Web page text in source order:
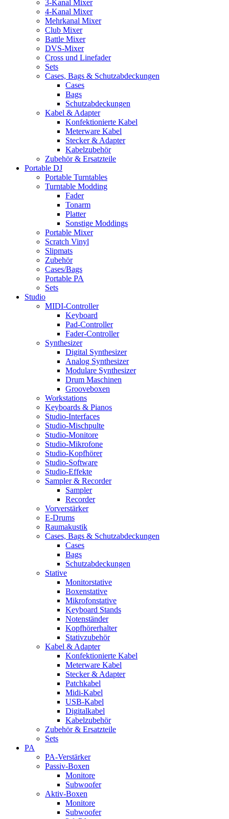
3-Kanal Mixer
4-Kanal Mixer
Mehrkanal Mixer
Club Mixer
Battle Mixer
DVS-Mixer
Cross und Linefader
Sets
Cases, Bags & Schutzabdeckungen
Cases
Bags
Schutzabdeckungen
Kabel & Adapter
Konfektionierte Kabel
Meterware Kabel
Stecker & Adapter
Kabelzubehör
Zubehör & Ersatzteile
Portable DJ
Portable Turntables
Turntable Modding
Fader
Tonarm
Platter
Sonstige Moddings
Portable Mixer
Scratch Vinyl
Slipmats
Zubehör
Cases/Bags
Portable PA
Sets
Studio
MIDI-Controller
Keyboard
Pad-Controller
Fader-Controller
Synthesizer
Digital Synthesizer
Analog Synthesizer
Modulare Synthesizer
Drum Maschinen
Grooveboxen
Workstations
Keyboards & Pianos
Studio-Interfaces
Studio-Mischpulte
Studio-Monitore
Studio-Mikrofone
Studio-Kopfhörer
Studio-Software
Studio-Effekte
Sampler & Recorder
Sampler
Recorder
Vorverstärker
E-Drums
Raumakustik
Cases, Bags & Schutzabdeckungen
Cases
Bags
Schutzabdeckungen
Stative
Monitorstative
Boxenstative
Mikrofonstative
Keyboard Stands
Notenständer
Kopfhörerhalter
Stativzubehör
Kabel & Adapter
Konfektionierte Kabel
Meterware Kabel
Stecker & Adapter
Patchkabel
Midi-Kabel
USB-Kabel
Digitalkabel
Kabelzubehör
Zubehör & Ersatzteile
Sets
PA
PA-Verstärker
Passiv-Boxen
Monitore
Subwoofer
Aktiv-Boxen
Monitore
Subwoofer